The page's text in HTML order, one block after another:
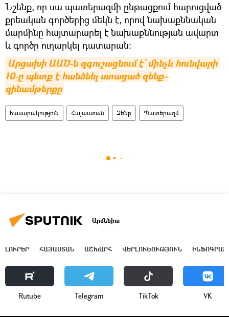
Նշենք, որ սա պատերազմի ընթացքում հարուցված
քրեական գործերից մեկն է, որով նախաքննական
մարմինը հայտարարել է նախաքննության ավարտ
և գործը ուղարկել դատարան:
Արցախի ԱԱԾ-ն զգուշացնում է` մինչև հունվարի
10-ը պետք է հանձնել ստացած զենք–
զինամթերքը
հասարակություն Հայաստան Զենք Պատերազմ
Արմենիա
ԼՈՒՐԵՐ ՀԱՅԱՍՏԱՆ ԱՇԽԱՐՀ ՎԵՐԼՈՒԾՈՒԹՅՈՒՆ
Rutube Telegram ТikТоk VK